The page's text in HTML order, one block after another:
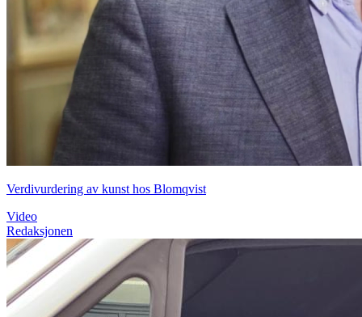
Verdivurdering av kunst hos Blomqvist
Video
Redaksjonen